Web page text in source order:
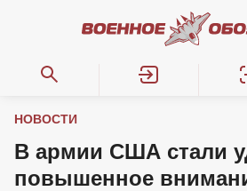
НОВОСТИ
В армии США стали
повышенное